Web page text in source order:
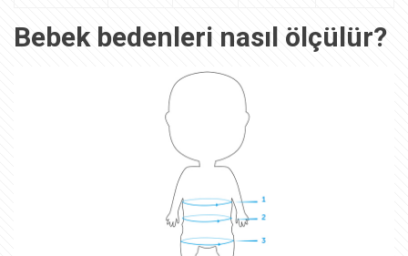
Bebek bedenleri nasıl ölçülür?